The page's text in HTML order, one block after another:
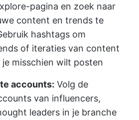
pagina en zoek naar
content en trends te
hashtags om
of iteraties van content
misschien wilt posten
accounts: Volg de
van influencers,
leaders in je branche